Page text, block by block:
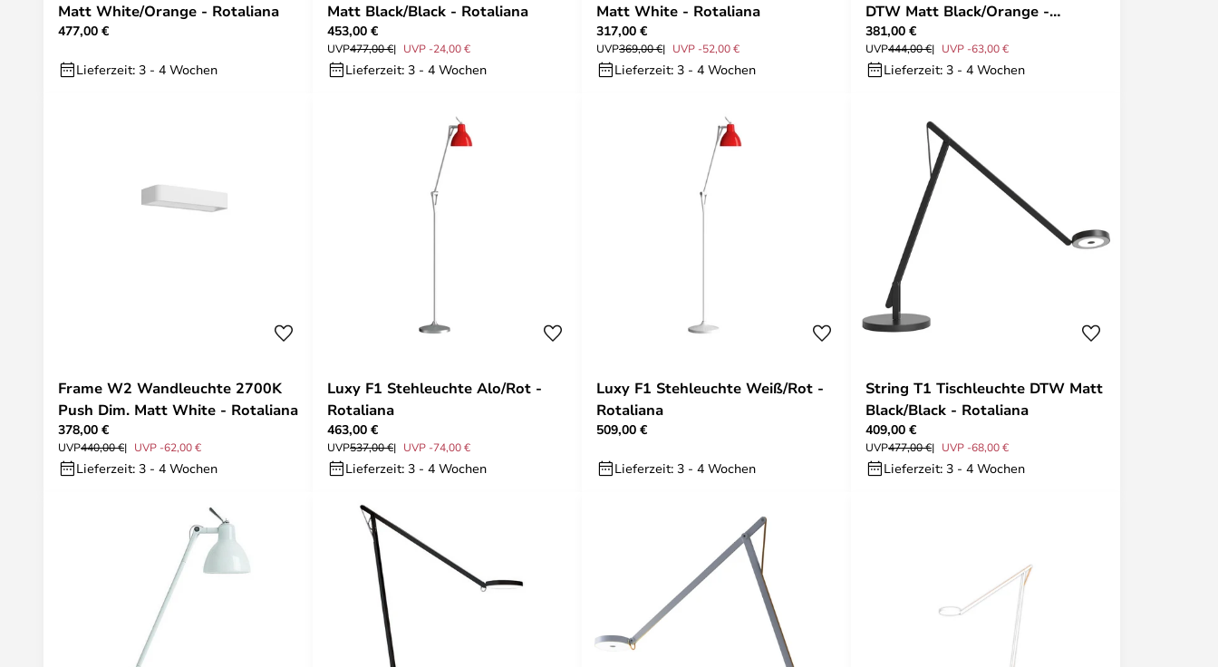
Matt White/Orange - Rotaliana
477,00 €
Lieferzeit: 3 - 4 Wochen
Matt Black/Black - Rotaliana
453,00 €
UVP477,00 € UVP -24,00 €
Lieferzeit: 3 - 4 Wochen
Matt White - Rotaliana
317,00 €
UVP369,00 € UVP -52,00 €
Lieferzeit: 3 - 4 Wochen
DTW Matt Black/Orange -
Rotaliana
381,00 €
UVP444,00 € UVP -63,00 €
Lieferzeit: 3 - 4 Wochen
Frame W2 Wandleuchte 2700K
Push Dim. Matt White - Rotaliana
378,00 €
UVP440,00 € UVP -62,00 €
Lieferzeit: 3 - 4 Wochen
Luxy F1 Stehleuchte Alo/Rot -
Rotaliana
463,00 €
UVP537,00 € UVP -74,00 €
Lieferzeit: 3 - 4 Wochen
Luxy F1 Stehleuchte Weiß/Rot -
Rotaliana
509,00 €
Lieferzeit: 3 - 4 Wochen
String T1 Tischleuchte DTW Matt
Black/Black - Rotaliana
409,00 €
UVP477,00 € UVP -68,00 €
Lieferzeit: 3 - 4 Wochen